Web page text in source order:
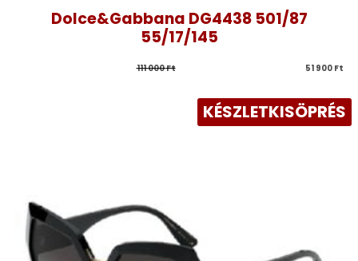
Dolce&Gabbana DG4438 501/87
55/17/145
111 000 Ft 51 900 Ft
KÉSZLETKISÖPRÉS